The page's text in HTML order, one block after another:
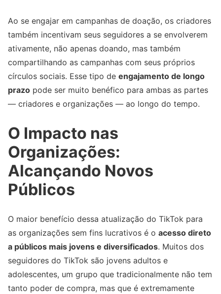
Ao se engajar em campanhas de doação, os criadores
também incentivam seus seguidores a se envolverem
ativamente, não apenas doando, mas também
compartilhando as campanhas com seus próprios
círculos sociais. Esse tipo de engajamento de longo
prazo pode ser muito benéfico para ambas as partes
— criadores e organizações — ao longo do tempo.
O Impacto nas
Organizações:
Alcançando Novos
Públicos
O maior benefício dessa atualização do TikTok para
as organizações sem fins lucrativos é o acesso direto
a públicos mais jovens e diversificados. Muitos dos
seguidores do TikTok são jovens adultos e
adolescentes, um grupo que tradicionalmente não tem
tanto poder de compra, mas que é extremamente